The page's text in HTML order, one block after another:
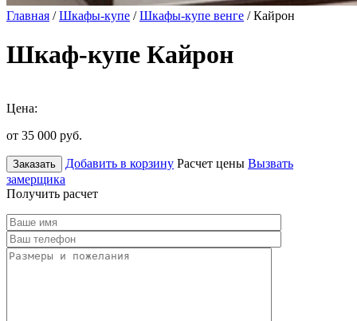
Главная /Шкафы-купе /Шкафы-купе венге / Кайрон
Шкаф-купе Кайрон
Цена:
от 35 000 руб.
Заказать Добавить в корзину Расчет цены Вызвать
замерщика
Получить расчет